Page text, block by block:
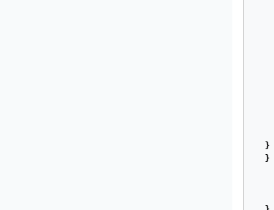
}
}